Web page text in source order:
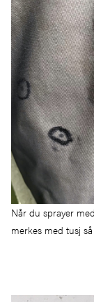
Når du sprayer
merkes med tusj